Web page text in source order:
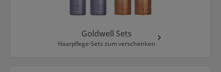
Goldwell Sets
Haarpflege-Sets zum verschenken